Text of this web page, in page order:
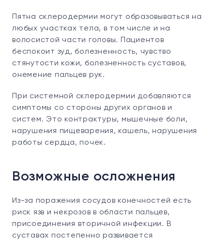
Пятна склеродермии могут образовываться на
любых участках тела, в том числе и на
волосистой части головы. Пациентов
беспокоит зуд, болезненность, чувство
стянутости кожи, болезненность суставов,
онемение пальцев рук.
При системной склеродермии добавляются
симптомы со стороны других органов и
систем. Это контрактуры, мышечные боли,
нарушения пищеварения, кашель, нарушения
работы сердца, почек.
Возможные осложнения
Из-за поражения сосудов конечностей есть
риск язв и некрозов в области пальцев,
присоединения вторичной инфекции. В
суставах постепенно развивается